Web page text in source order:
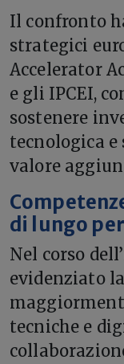
Il confronto
strategici
Accelerator
e gli IPCEI,
sostenere
tecnologica
valore
di lungo
Nel corso
evidenziato
tecniche e